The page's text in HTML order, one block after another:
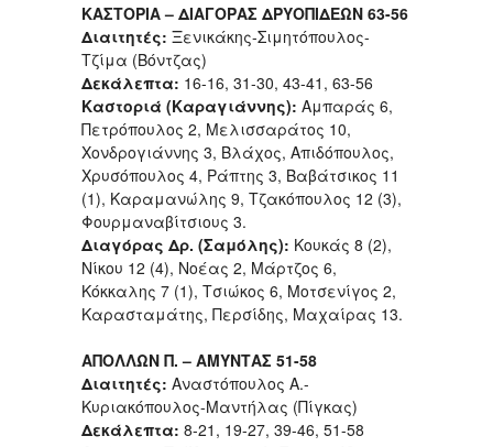
ΚΑΣΤΟΡΙΑ – ΔΙΑΓΟΡΑΣ ΔΡΥΟΠΙΔΕΩΝ 63-56
Διαιτητές: Ξενικάκης-Σιμητόπουλος-
Τζίμα (Βόντζας)
Δεκάλεπτα: 16-16, 31-30, 43-41, 63-56
Καστοριά (Καραγιάννης): Αμπαράς 6,
Πετρόπουλος 2, Μελισσαράτος 10,
Χονδρογιάννης 3, Βλάχος, Απιδόπουλος,
Χρυσόπουλος 4, Ράπτης 3, Βαβάτσικος 11
(1), Καραμανώλης 9, Τζακόπουλος 12 (3),
Φουρμαναβίτσιους 3.
Διαγόρας Δρ. (Σαμόλης): Κουκάς 8 (2),
Νίκου 12 (4), Νοέας 2, Μάρτζος 6,
Κόκκαλης 7 (1), Τσιώκος 6, Μοτσενίγος 2,
Καρασταμάτης, Περσίδης, Μαχαίρας 13.
ΑΠΟΛΛΩΝ Π. – ΑΜΥΝΤΑΣ 51-58
Διαιτητές: Αναστόπουλος Α.-
Κυριακόπουλος-Μαντήλας (Πίγκας)
Δεκάλεπτα: 8-21, 19-27, 39-46, 51-58